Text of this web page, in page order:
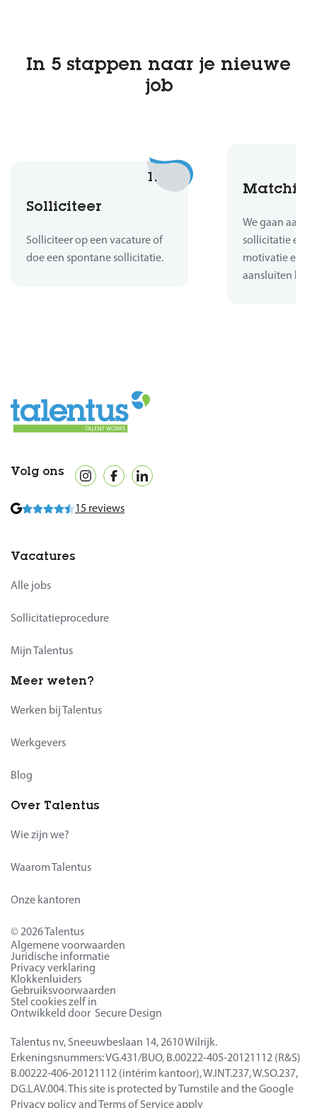
In 5 stappen naar je nieuwe
job
1.
Solliciteer
Solliciteer op een vacature of
doe een spontane sollicitatie.
We gaan aan
sollicitatie en
motivatie en
aansluiten bij
Volg ons
15 reviews
Vacatures
Alle jobs
Sollicitatieprocedure
Mijn Talentus
Meer weten?
Werken bij Talentus
Werkgevers
Blog
Over Talentus
Wie zijn we?
Waarom Talentus
Onze kantoren
© 2026 Talentus
Algemene voorwaarden
Juridische informatie
Privacy verklaring
Klokkenluiders
Gebruiksvoorwaarden
Stel cookies zelf in
Ontwikkeld door Secure Design
Talentus nv, Sneeuwbeslaan 14, 2610 Wilrijk.
Erkeningsnummers: VG.431/BUO, B.00222-405-20121112 (R&S)
B.00222-406-20121112 (intérim kantoor), W.INT.237, W.SO.237,
DG.LAV.004. This site is protected by Turnstile and the Google
Privacy policyandTerms of Serviceapply